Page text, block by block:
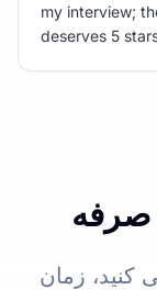
my interview;
deserves 5
صرفه
کنید، زمان